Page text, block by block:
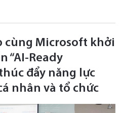
cùng Microsoft khởi
“AI-Ready
đẩy năng lực
nhân và tổ chức